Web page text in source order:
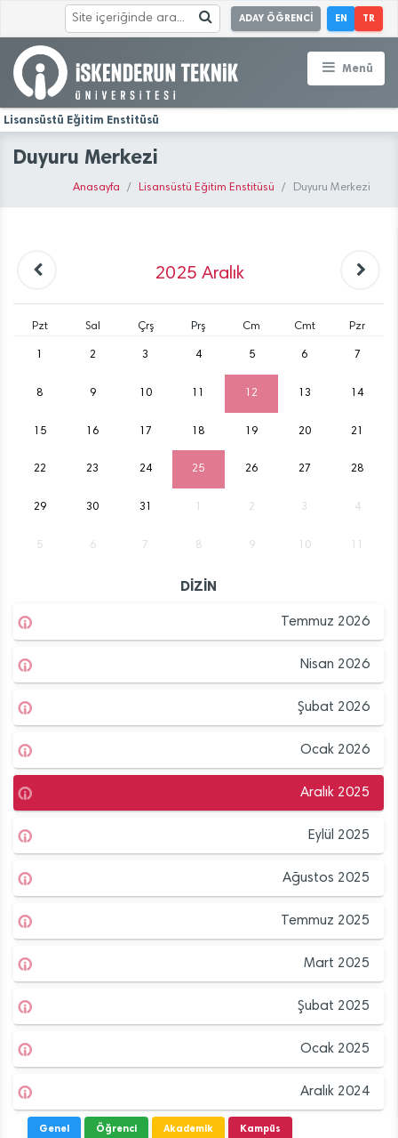
ADAY ÖĞRENCİ EN TR
Menü
Lisansüstü Eğitim Enstitüsü
Duyuru Merkezi
Anasayfa Lisansüstü Eğitim Enstitüsü Duyuru Merkezi
2025 Aralık
Pzt Sal Çrş Prş Cm Cmt Pzr
2 3 4 5 6 7
8 9 10 12 13 14
15 16 17 18 19 20 21
22 23 24 25 26 27 28
29 30 31 2 3 4
5 6 7 8 9 10
DİZİN
Temmuz 2026
Nisan 2026
Şubat 2026
Ocak 2026
Aralık 2025
Eylül 2025
Ağustos 2025
Temmuz 2025
Mart 2025
Şubat 2025
Ocak 2025
Aralık 2024
Genel Öğrenci Akademik Kampüs